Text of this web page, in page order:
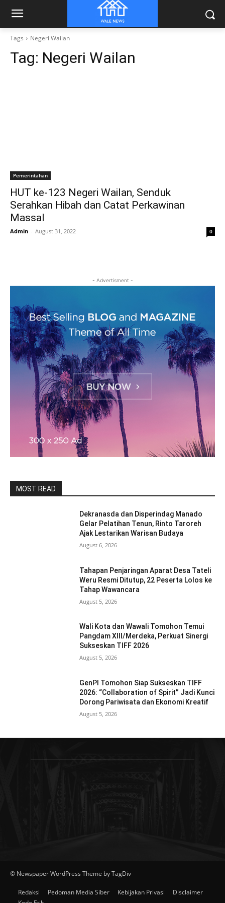
Tags Negeri Wailan
Tag: Negeri Wailan
Pemerintahan
HUT ke-123 Negeri Wailan, Senduk
Serahkan Hibah dan Catat Perkawinan
Massal
Admin - August 31, 2022 0
- Advertisment -
MOST READ
Dekranasda dan Disperindag Manado
Gelar Pelatihan Tenun, Rinto Taroreh
Ajak Lestarikan Warisan Budaya
August 6, 2026
Tahapan Penjaringan Aparat Desa Tateli
Weru Resmi Ditutup, 22 Peserta Lolos ke
Tahap Wawancara
August 5, 2026
Wali Kota dan Wawali Tomohon Temui
Pangdam XIII/Merdeka, Perkuat Sinergi
Sukseskan TIFF 2026
August 5, 2026
GenPI Tomohon Siap Sukseskan TIFF
2026: “Collaboration of Spirit” Jadi Kunci
Dorong Pariwisata dan Ekonomi Kreatif
August 5, 2026
© Newspaper WordPress Theme by TagDiv
Redaksi Pedoman Media Siber Kebijakan Privasi
Disclaimer